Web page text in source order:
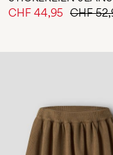
CHF 44,95 CHF